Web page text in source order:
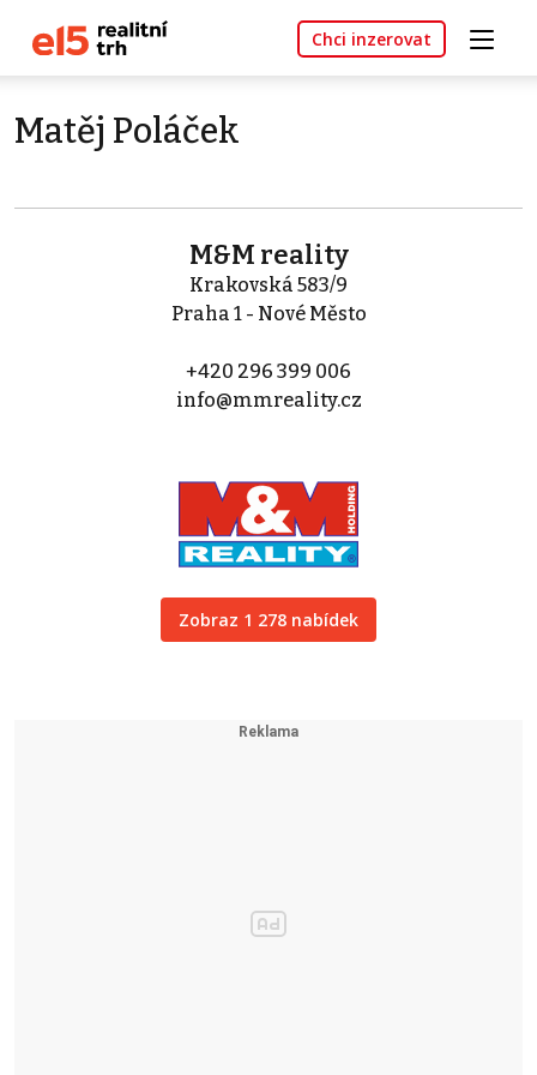
Chci inzerovat
Matěj Poláček
M&M reality
Krakovská 583/9
Praha 1 - Nové Město
+420 296 399 006
info@mmreality.cz
Zobraz 1 278 nabídek